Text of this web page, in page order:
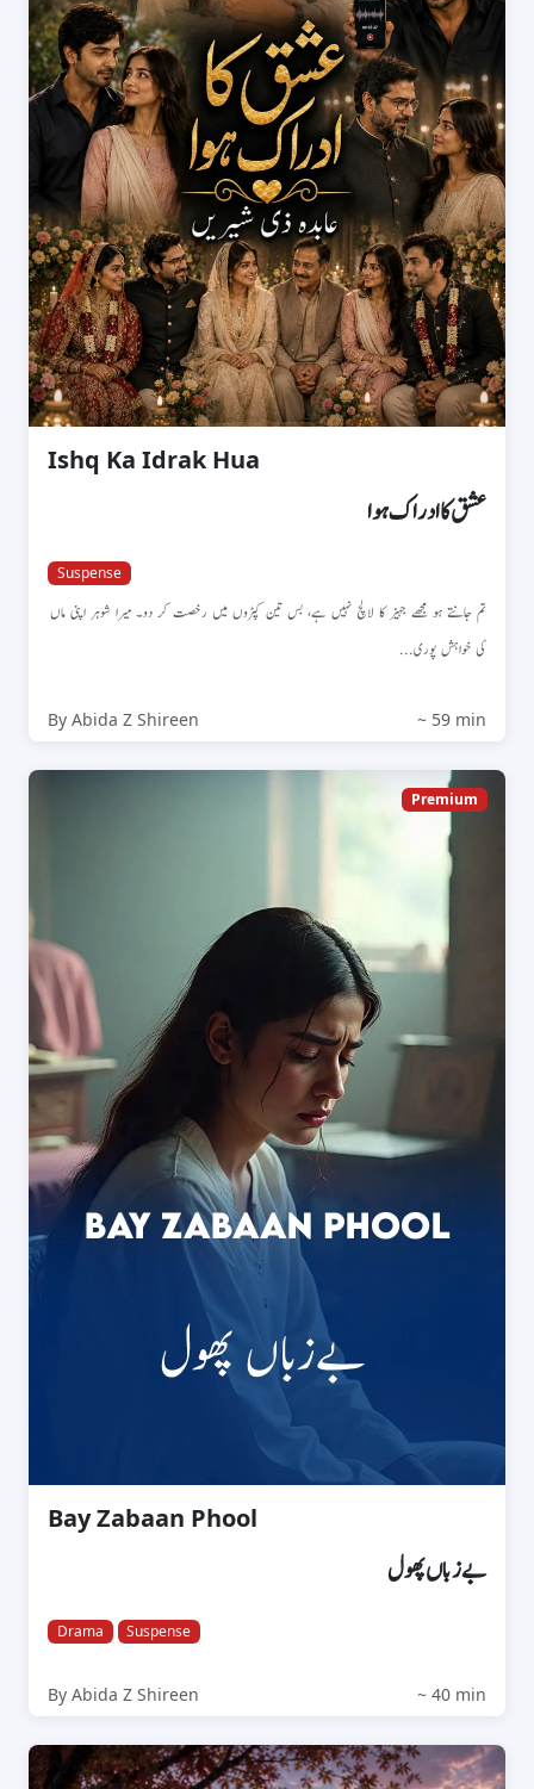
Ishq Ka Idrak Hua
عشق کا ادراک ہوا
Suspense
تم جانتے ہو مجھے جہیز کا لالچ نہیں ہے، بس تین کپڑوں میں رخصت کر دو۔ میرا شوہر اپنی ماں
کی خواہش پوری...
By Abida Z Shireen ~ 59 min
Premium
Bay Zabaan Phool
بےزباں پھول
Drama Suspense
By Abida Z Shireen ~ 40 min